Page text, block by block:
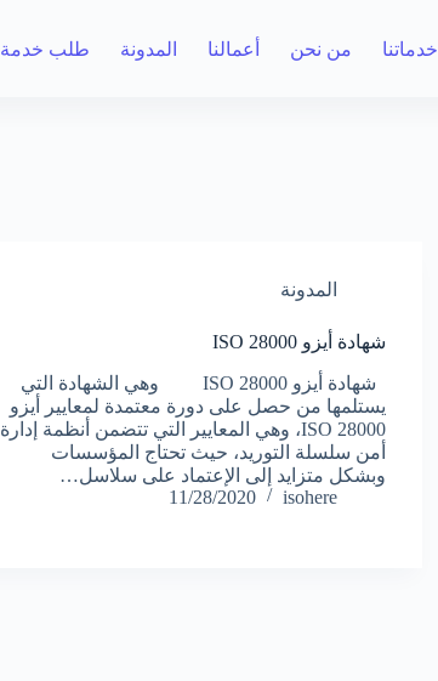
خدماتنا من نحن أعمالنا المدونة طلب خدمة
المدونة
شهادة أيزو ISO 28000
شهادة أيزو ISO 28000 وهي الشهادة التي
يستلمها من حصل على دورة معتمدة لمعايير أيزو
ISO 28000، وهي المعايير التي تتضمن أنظمة إدارة
أمن سلسلة التوريد، حيث تحتاج المؤسسات
وبشكل متزايد إلى الإعتماد على سلاسل…
isohere
11/28/2020